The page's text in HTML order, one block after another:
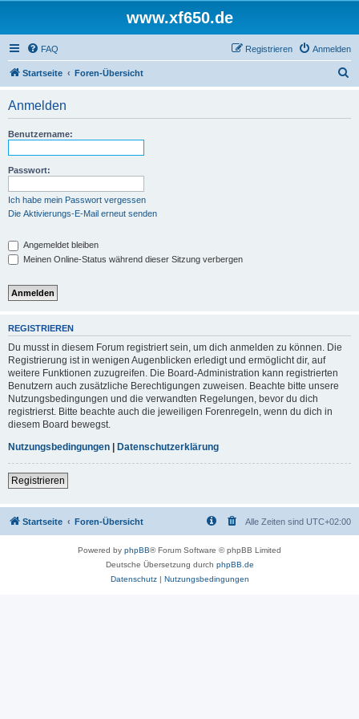
www.xf650.de
FAQ Anmelden
Registrieren
Startseite Foren-Übersicht
Anmelden
Benutzername:
Passwort:
Ich habe mein Passwort vergessen
Die Aktivierungs-E-Mail erneut senden
Angemeldet bleiben
Meinen Online-Status während dieser Sitzung verbergen
REGISTRIEREN
Du musst in diesem Forum registriert sein, um dich anmelden zu können. Die
Registrierung ist in wenigen Augenblicken erledigt und ermöglicht dir, auf
weitere Funktionen zuzugreifen. Die Board-Administration kann registrierten
Benutzern auch zusätzliche Berechtigungen zuweisen. Beachte bitte unsere
Nutzungsbedingungen und die verwandten Regelungen, bevor du dich
registrierst. Bitte beachte auch die jeweiligen Forenregeln, wenn du dich in
diesem Board bewegst.
Nutzungsbedingungen | Datenschutzerklärung
Registrieren
Startseite Foren-Übersicht Alle Zeiten sind UTC+02:00
Powered by phpBB® Forum Software © phpBB Limited
Deutsche Übersetzung durch phpBB.de
Datenschutz| Nutzungsbedingungen